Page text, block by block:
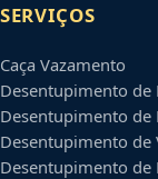
SERVIÇOS
Caça Vazamento
Desentupimento de
Desentupimento de
Desentupimento de
Desentupimento de